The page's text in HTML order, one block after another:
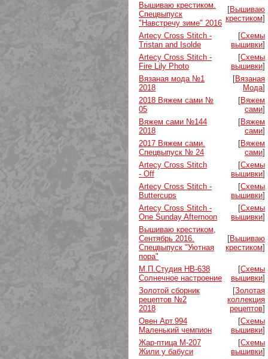
Вышиваю крестиком.
Спецвыпуск
"Навстречу зиме" 2016
[Вышиваю
крестиком]
Artecy Cross Stitch -
Tristan and Isolde
[Схемы
вышивки]
Artecy Cross Stitch -
Fire Lily Photo
[Схемы
вышивки]
Вязаная мода №1
2018
[Вязаная
Мода]
2018 Вяжем сами №
05
[Вяжем
сами]
Вяжем сами №144
2018
[Вяжем
сами]
2017 Вяжем сами.
Спецвыпуск № 24
[Вяжем
сами]
Artecy Cross Stitch
- Off
[Схемы
вышивки]
Artecy Cross Stitch -
Buttercups
[Схемы
вышивки]
Artecy Cross Stitch -
One Sunday Afternoon
[Схемы
вышивки]
Вышиваю крестиком,
Сентябрь 2016.
Спецвыпуск "Уютная
пора"
[Вышиваю
крестиком]
М.П.Студия НВ-638
Солнечное настроение
[Схемы
вышивки]
Золотой сборник
рецептов №2
2018
[Золотая
коллекция
рецептов]
Овен Арт.994
Маленький чемпион
[Схемы
вышивки]
Жар-птица М-207
Жили у бабуси
[Схемы
вышивки]